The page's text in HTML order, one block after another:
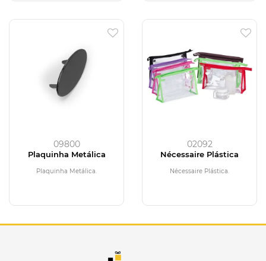
09800
Plaquinha Metálica
Plaquinha Metálica.
02092
Nécessaire Plástica
Nécessaire Plástica.